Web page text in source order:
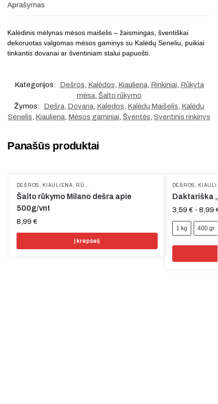
Aprašymas
Kalėdinis mėlynas mėsos maišelis – žaismingas, šventiškai
dekoruotas valgomas mėsos gaminys su Kalėdų Seneliu, puikiai
tinkantis dovanai ar šventiniam stalui papuošti.
Kategorijos: Dešros Kalėdos Kiauliena, Rinkiniai Rūkyta
mėsa, Šalto rūkymo
Žymos:
Dešra Dovana Kaledos Kalėdų Maišelis Kalėdų
Senelis Kiauliena Mėsos gaminiai Šventės Sventinis rinkinys
Panašūs produktai
DEŠROS KIAULIENA RŪKYTA MĖSA UŽKANDŽIAI
Šalto rūkymo Milano dešra apie
500g/vnt
8,99 €
Į krepšelį
DEŠROS
Daktariška
3,59 € - 8,99
1 kg 400 gr.